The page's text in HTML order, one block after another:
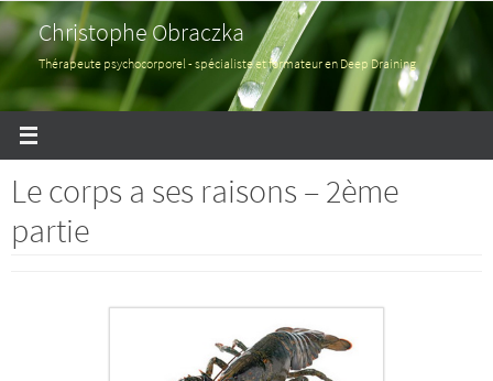
Passer
vers
le
Christophe Obraczka
Thérapeute psychocorporel - spécialiste et formateur en Deep Draining
Le corps a ses raisons – 2ème
partie